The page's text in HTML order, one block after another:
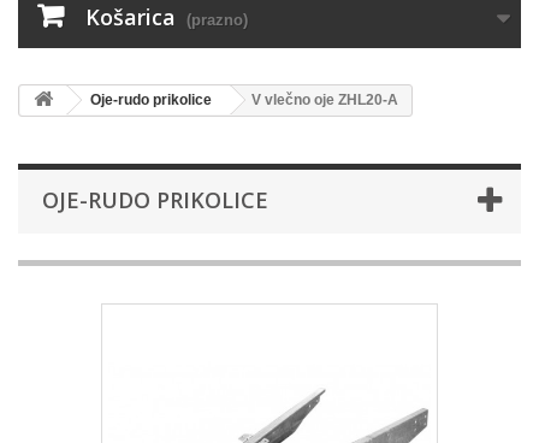
Košarica (prazno)
Oje-rudo prikolice V vlečno oje ZHL20-A
OJE-RUDO PRIKOLICE